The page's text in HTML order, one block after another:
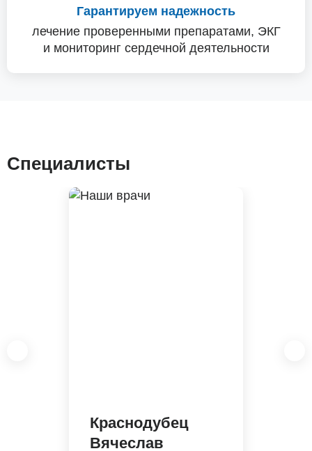
Гарантируем надежность
лечение проверенными препаратами, ЭКГ
и мониторинг сердечной деятельности
Специалисты
Краснодубец
Вячеслав